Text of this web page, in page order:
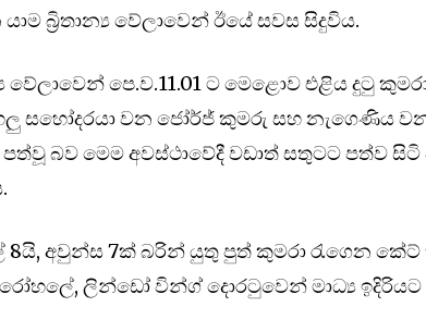
යාම බ්‍රිතාන්‍ය වේලාවෙන් ඊයේ සවස සිදුවිය.
වේලාවෙන් පෙ.ව.11.01 ට මෙළොව එළිය දුටු
සහෝදරයා වන ජෝර්ජ් කුමරු සහ නැගෙණිය
බව මෙම අවස්ථාවේදී වඩාත් සතුටට පත්ව
8යි, අවුන්ස 7ක් බරින් යුතු පුත් කුමරා රැගෙන
ලින්ඩෝ වින්ග් දොරටුවෙන් මාධ්‍ය